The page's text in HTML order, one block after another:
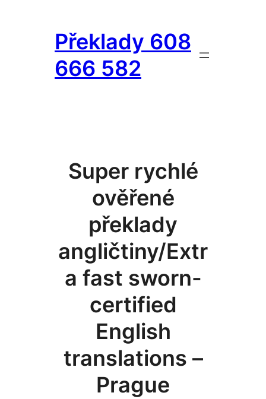
obsahPřeklady 608
666 582
Super rychlé
ověřené
překlady
angličtiny/Extr
a fast sworn-
certified
English
translations –
Prague